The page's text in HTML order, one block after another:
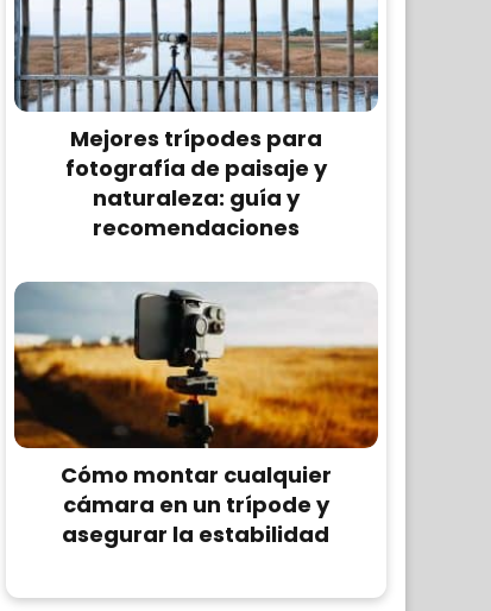
Mejores trípodes para
fotografía de paisaje y
naturaleza: guía y
recomendaciones
Cómo montar cualquier
cámara en un trípode y
asegurar la estabilidad